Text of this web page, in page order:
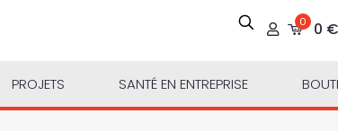
0 0 €
PROJETS SANTÉ EN ENTREPRISE